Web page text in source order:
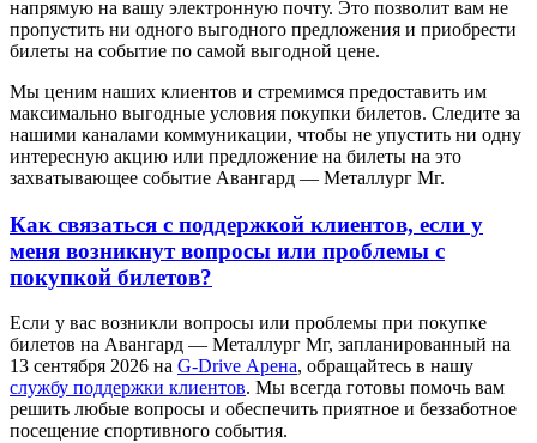
напрямую на вашу электронную почту. Это позволит вам не
пропустить ни одного выгодного предложения и приобрести
билеты на событие по самой выгодной цене.
Мы ценим наших клиентов и стремимся предоставить им
максимально выгодные условия покупки билетов. Следите за
нашими каналами коммуникации, чтобы не упустить ни одну
интересную акцию или предложение на билеты на это
захватывающее событие Авангард — Металлург Мг.
Как связаться с поддержкой клиентов, если у
меня возникнут вопросы или проблемы с
покупкой билетов?
Если у вас возникли вопросы или проблемы при покупке
билетов на Авангард — Металлург Мг, запланированный на
13 сентября 2026 на G-Drive Арена, обращайтесь в нашу
службу поддержки клиентов. Мы всегда готовы помочь вам
решить любые вопросы и обеспечить приятное и беззаботное
посещение спортивного события.